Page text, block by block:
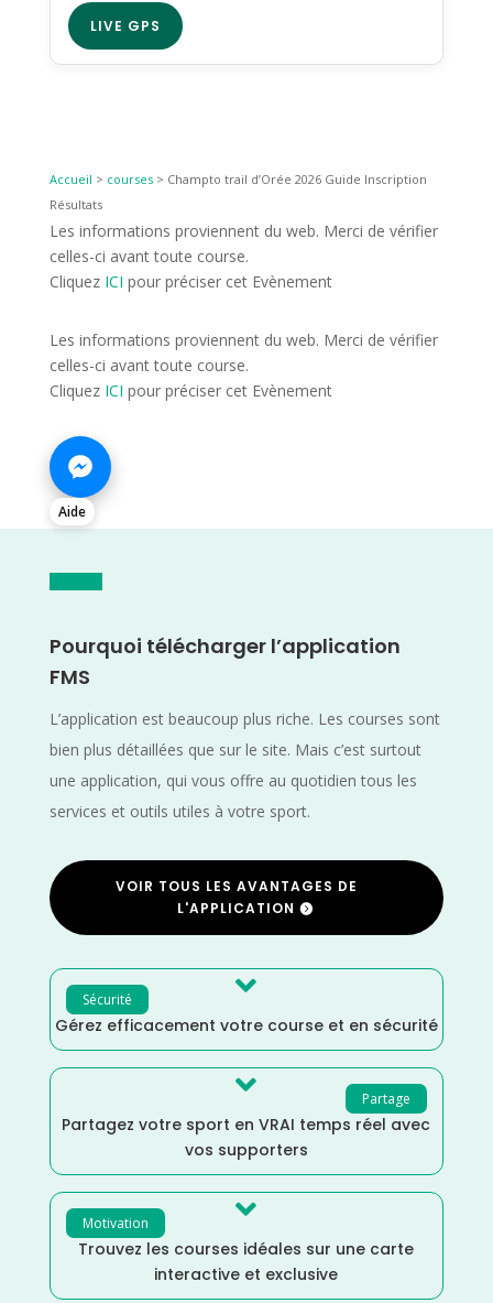
LIVE GPS
Accueil > courses> Champto trail d’Orée 2026 Guide Inscription
Résultats
Les informations proviennent du web. Merci de vérifier
celles-ci avant toute course.
Cliquez ICI pour préciser cet Evènement
Les informations proviennent du web. Merci de vérifier
celles-ci avant toute course.
Cliquez ICI pour préciser cet Evènement
Aide
Pourquoi télécharger l’application
FMS
L’application est beaucoup plus riche. Les courses sont
bien plus détaillées que sur le site. Mais c’est surtout
une application, qui vous offre au quotidien tous les
services et outils utiles à votre sport.
VOIR TOUS LES AVANTAGES DE
L'APPLICATION
Sécurité 
Gérez efficacement votre course et en sécurité
Partage

Partagez votre sport en VRAI temps réel avec
vos supporters
Motivation 
Trouvez les courses idéales sur une carte
interactive et exclusive